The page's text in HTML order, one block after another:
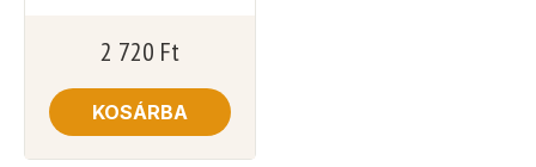
2 720 Ft
KOSÁRBA